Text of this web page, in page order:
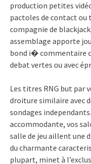
production petites
pactoles de contact
compagnie de
assemblage apporte
bond i� commentaire
debat vertes ou avec
Les titres RNG but par
droiture similaire avec
sondages
accommodante, vos
salle de jeu aillent une
du charmante
plupart, minet à